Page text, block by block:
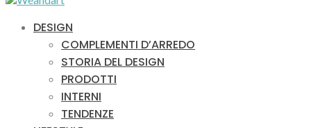
DESIGN
COMPLEMENTI D’ARREDO
STORIA DEL DESIGN
PRODOTTI
INTERNI
TENDENZE